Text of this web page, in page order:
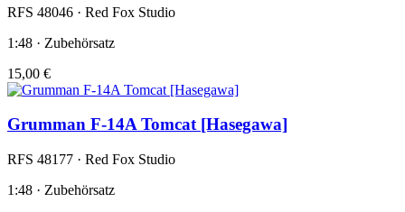
RFS 48046 · Red Fox Studio
1:48 · Zubehörsatz
15,00 €
Grumman F-14A Tomcat [Hasegawa]
RFS 48177 · Red Fox Studio
1:48 · Zubehörsatz